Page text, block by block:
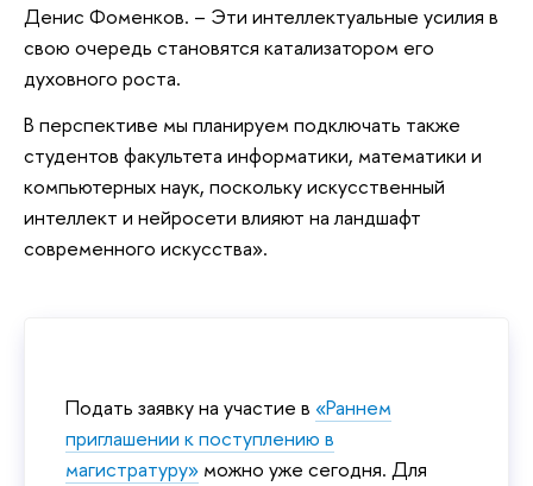
Денис Фоменков. – Эти интеллектуальные усилия в
свою очередь становятся катализатором его
духовного роста.
В перспективе мы планируем подключать также
студентов факультета информатики, математики и
компьютерных наук, поскольку искусственный
интеллект и нейросети влияют на ландшафт
современного искусства».
Подать заявку на участие в «Раннем
приглашении к поступлению в
магистратуру» можно уже сегодня. Для